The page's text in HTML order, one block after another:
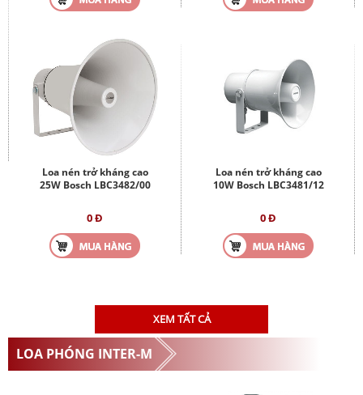
Loa nén trở kháng cao
25W Bosch LBC3482/00
0 Đ
Loa nén trở kháng cao
10W Bosch LBC3481/12
0 Đ
XEM TẤT CẢ
LOA PHÓNG INTER-M